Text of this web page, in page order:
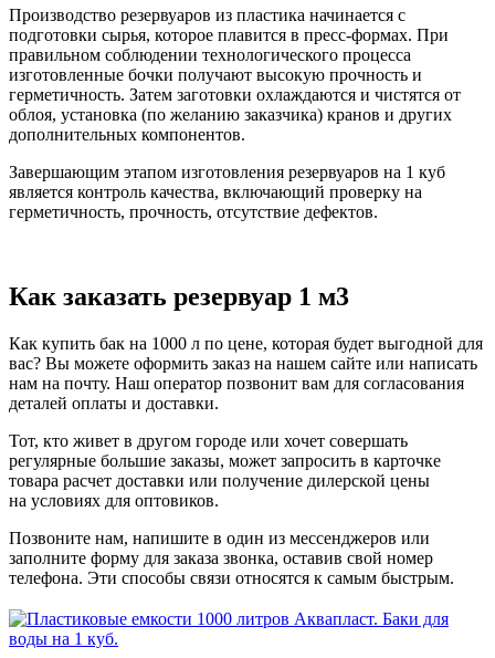
Производство резервуаров из пластика начинается с
подготовки сырья, которое плавится в пресс-формах. При
правильном соблюдении технологического процесса
изготовленные бочки получают высокую прочность и
герметичность. Затем заготовки охлаждаются и чистятся от
облоя, установка (по желанию заказчика) кранов и других
дополнительных компонентов.
Завершающим этапом изготовления резервуаров на 1 куб
является контроль качества, включающий проверку на
герметичность, прочность, отсутствие дефектов.
Как заказать резервуар 1 м3
Как купить бак на 1000 л по цене, которая будет выгодной для
вас? Вы можете оформить заказ на нашем сайте или написать
нам на почту. Наш оператор позвонит вам для согласования
деталей оплаты и доставки.
Тот, кто живет в другом городе или хочет совершать
регулярные большие заказы, может запросить в карточке
товара расчет доставки или получение дилерской цены
на условиях для оптовиков.
Позвоните нам, напишите в один из мессенджеров или
заполните форму для заказа звонка, оставив свой номер
телефона. Эти способы связи относятся к самым быстрым.